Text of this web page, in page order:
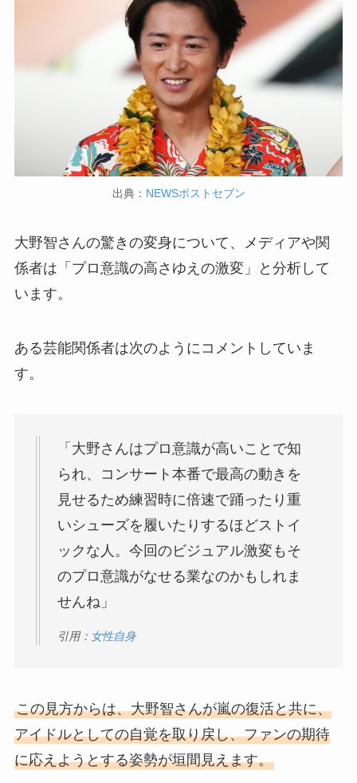
出典： NEWSポストセブン
大野智さんの驚きの変身について、メディアや関
係者は「プロ意識の高さゆえの激変」と分析して
います。
ある芸能関係者は次のようにコメントしていま
す。
「大野さんはプロ意識が高いことで知
られ、コンサート本番で最高の動きを
見せるため練習時に倍速で踊ったり重
いシューズを履いたりするほどストイ
ックな人。今回のビジュアル激変もそ
のプロ意識がなせる業なのかもしれま
せんね」
引用： 女性自身
この見方からは、大野智さんが嵐の復活と共に、
アイドルとしての自覚を取り戻し、ファンの期待
に応えようとする姿勢が垣間見えます。